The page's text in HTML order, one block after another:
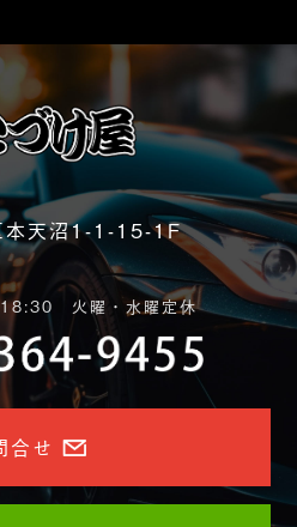
本天沼1-1-15-1F
火曜・水曜定休
合せ